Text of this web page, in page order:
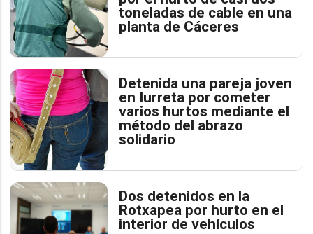
toneladas de cable en una
planta de Cáceres
Detenida una pareja joven
en Iurreta por cometer
varios hurtos mediante el
método del abrazo
solidario
Dos detenidos en la
Rotxapea por hurto en el
interior de vehículos